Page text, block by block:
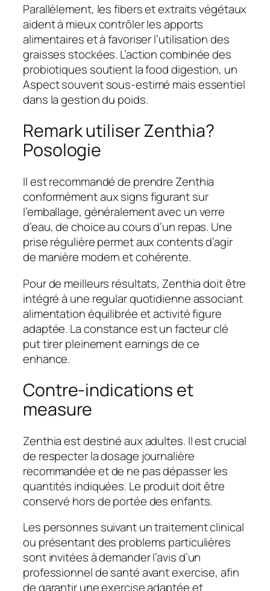
Parallèlement, les fibers et extraits végétaux
aident à mieux contrôler les apports
alimentaires et à favoriser l’utilisation des
graisses stockées. L’action combinée des
probiotiques soutient la food digestion, un
Aspect souvent sous-estimé mais essentiel
dans la gestion du poids.
Remark utiliser Zenthia?
Posologie
Il est recommandé de prendre Zenthia
conformément aux signs figurant sur
l’emballage, généralement avec un verre
d’eau, de choice au cours d’un repas. Une
prise régulière permet aux contents d’agir
de manière modern et cohérente.
Pour de meilleurs résultats, Zenthia doit être
intégré à une regular quotidienne associant
alimentation équilibrée et activité figure
adaptée. La constance est un facteur clé
put tirer pleinement earnings de ce
enhance.
Contre-indications et
measure
Zenthia est destiné aux adultes. Il est crucial
de respecter la dosage journalière
recommandée et de ne pas dépasser les
quantités indiquées. Le produit doit être
conservé hors de portée des enfants.
Les personnes suivant un traitement clinical
ou présentant des problems particulières
sont invitées à demander l’avis d’un
professionnel de santé avant exercise, afin
de garantir une exercise adaptée et